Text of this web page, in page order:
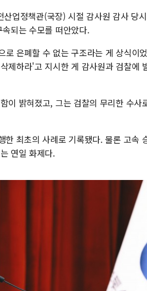
업정책관(국장) 시절 감사원 감사 당
되는 수모를 떠안았다.
은폐할 수 없는 구조라는 게 상식이
제하라'고 지시한 게 감사원과 검찰에
이 밝혀졌고, 그는 검찰의 무리한 수사
최초의 사례로 기록됐다. 물론 고속
연일 화제다.